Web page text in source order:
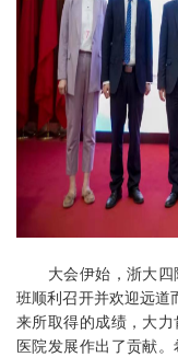
大会伊始，浙大四
班顺利召开并欢迎远道
来所取得的成绩，大
医院发展作出了贡献